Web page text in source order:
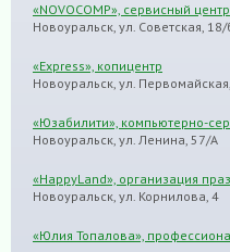
«NOVOCOMP», сервисный центр
Новоуральск, ул. Советская, 18/
«Express», копицентр
Новоуральск, ул.
«Юзабилити», компьютерно-
Новоуральск, ул. Ленина, 57/А
«HappyLand», организация
Новоуральск, ул. Корнилова, 4
«Юлия Топалова»,